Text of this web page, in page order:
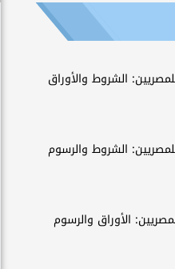
الشروط والأوراق
للمصريين: الشروط والرسوم
الأوراق والرسوم